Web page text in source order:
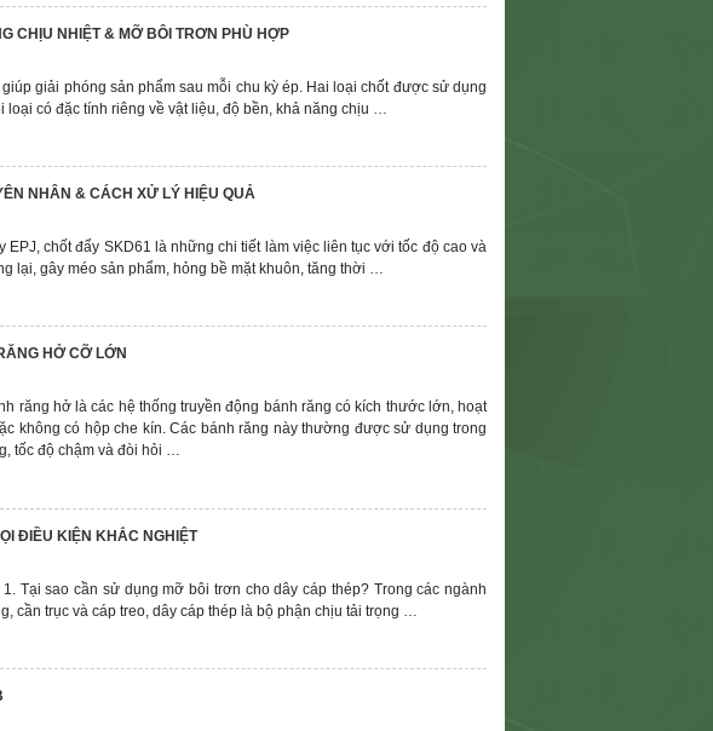
CHỊU NHIỆT & MỠ BÔI TRƠN PHÙ HỢP
giải phóng sản phẩm sau mỗi chu kỳ ép. Hai loại chốt được sử dụng
loại có đặc tính riêng về vật liệu, độ bền, khả năng chịu …
NHÂN & CÁCH XỬ LÝ HIỆU QUẢ
chốt đẩy SKD61 là những chi tiết làm việc liên tục với tốc độ cao và
lại, gây méo sản phẩm, hỏng bề mặt khuôn, tăng thời …
HỞ CỠ LỚN
răng hở là các hệ thống truyền động bánh răng có kích thước lớn, hoạt
không có hộp che kín. Các bánh răng này thường được sử dụng trong
tốc độ chậm và đòi hỏi …
ĐIỀU KIỆN KHẮC NGHIỆT
Tại sao cần sử dụng mỡ bôi trơn cho dây cáp thép? Trong các ngành
cần trục và cáp treo, dây cáp thép là bộ phận chịu tải trọng …